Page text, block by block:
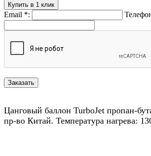
Купить в 1 клик
Email *:
Цанговый баллон TurboJet пропан-
пр-во Китай. Температура нагрева: